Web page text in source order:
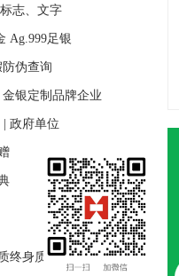
标志、文字
Ag.999足银
防伪查询
金银定制品牌企业
政府单位
终身质保】